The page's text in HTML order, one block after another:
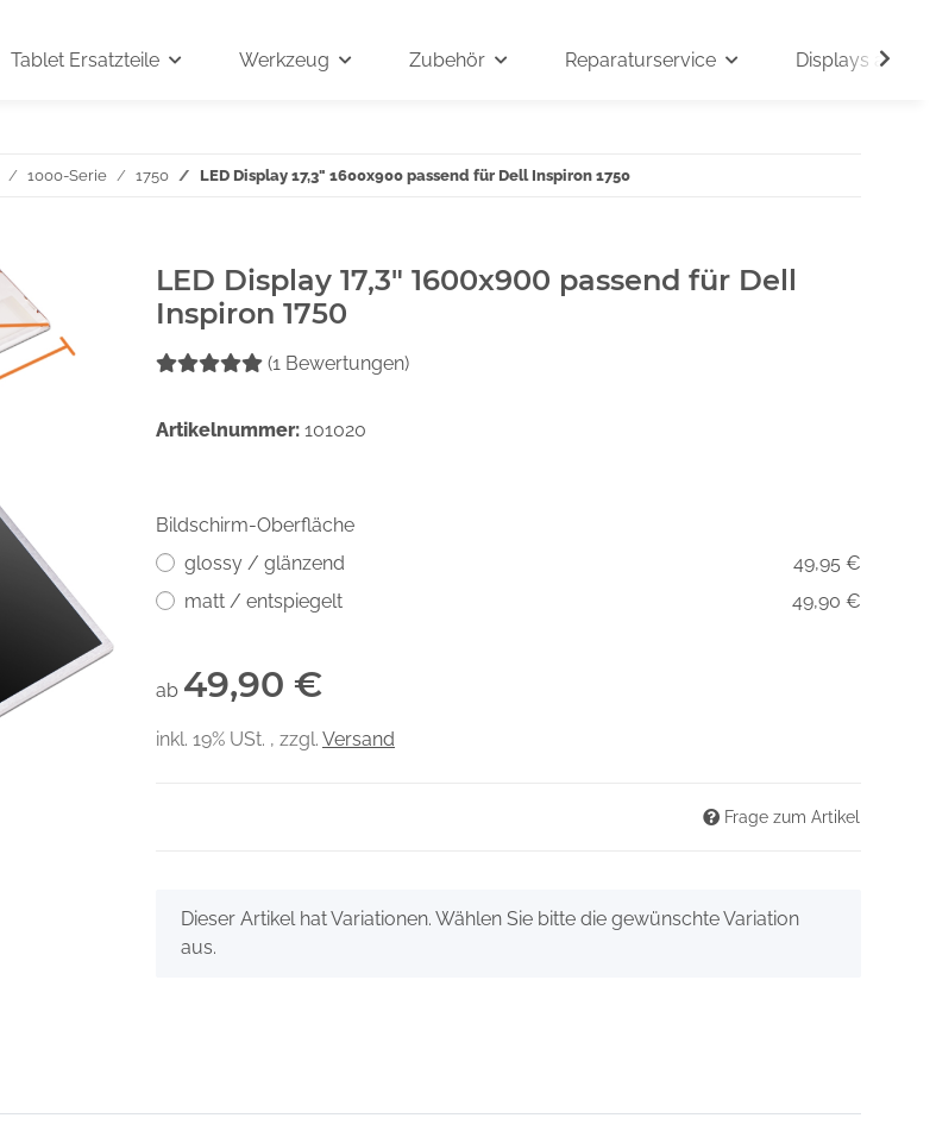
Tablet Ersatzteile Werkzeug Zubehör Reparaturservice Displays auf
1000-Serie 1750 LED Display 17,3" 1600x900 passend für Dell Inspiron 1750
LED Display 17,3" 1600x900 passend für Dell
Inspiron 1750
(1 Bewertungen)
Artikelnummer: 101020
Bildschirm-Oberfläche
glossy / glänzend
49,95 €
matt / entspiegelt
49,90 €
ab 49,90 €
inkl. 19% USt. , zzgl. Versand
Frage zum Artikel
xDieser Artikel hat Variationen. Wählen Sie bitte die gewünschte Variation
aus.